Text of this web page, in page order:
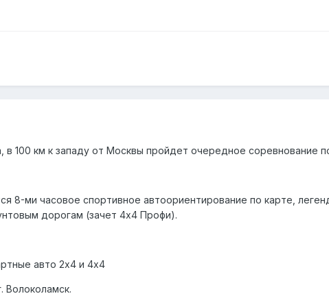
в 100 км к западу от Москвы пройдет очередное соревнование
8-ми часовое спортивное автоориентирование по карте,
дорогам (зачет 4х4 Профи).
авто 2х4 и 4х4
Волоколамск.